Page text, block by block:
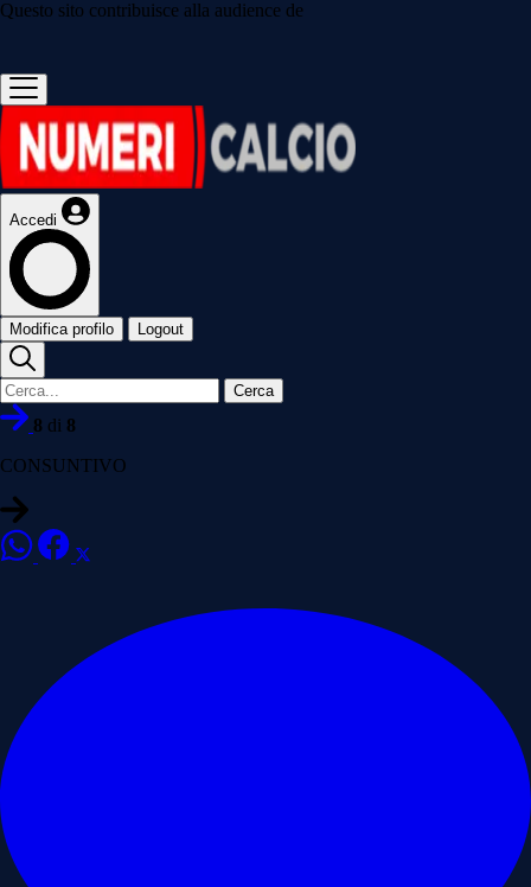
Questo sito contribuisce alla audience de
Accedi
Modifica profilo Logout
Cerca
8 di 8
CONSUNTIVO